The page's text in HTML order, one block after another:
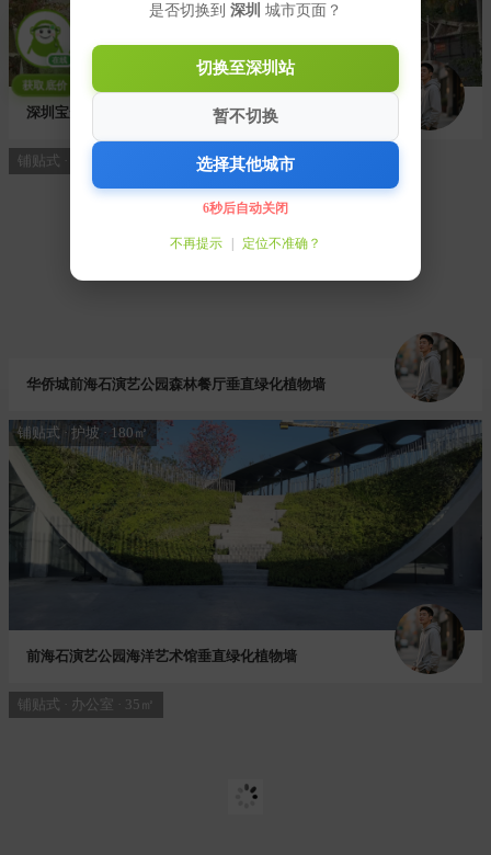
深圳宝安石岩龙腾路垃圾中转站垂直绿化植物墙
铺贴式 · 护坡 · 160㎡
华侨城前海石演艺公园森林餐厅垂直绿化植物墙
铺贴式 · 护坡 · 180㎡
前海石演艺公园海洋艺术馆垂直绿化植物墙
铺贴式 · 办公室 · 35㎡
获取底价
是否切换到 深圳 城市页面？
切换至深圳站
暂不切换
选择其他城市
6秒后自动关闭
不再提示 | 定位不准确？